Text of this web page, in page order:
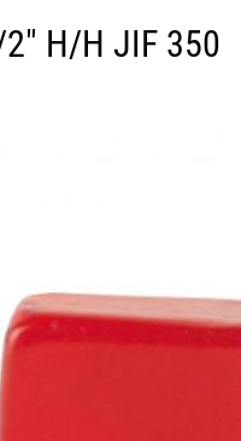
Н/Н JIF 350